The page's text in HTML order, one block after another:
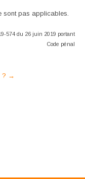
sont pas applicables.
574 du 26 juin 2019 portant
Code pénal
? →